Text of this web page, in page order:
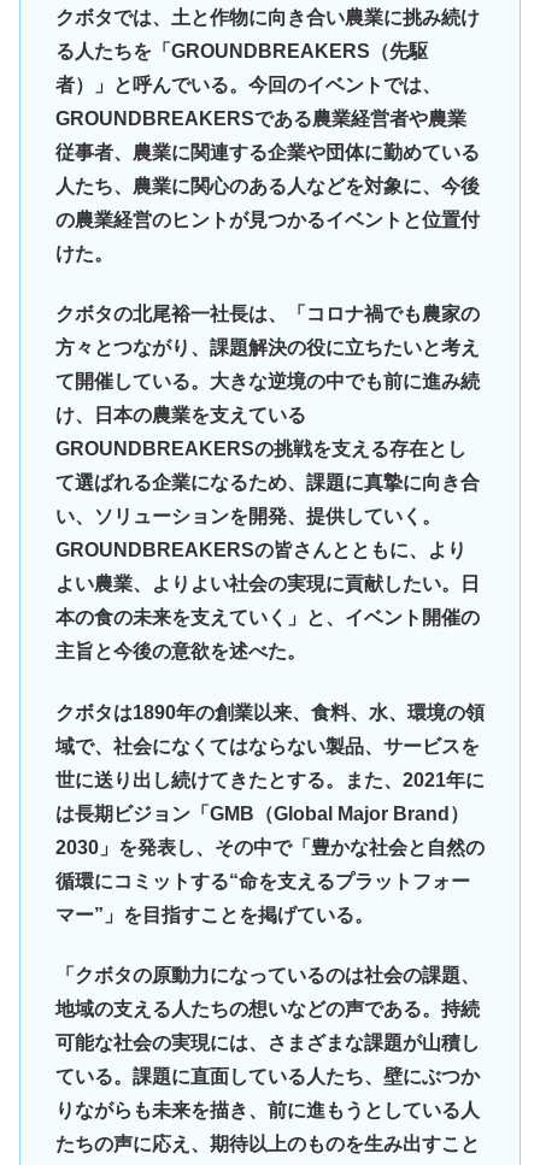
クボタでは、土と作物に向き合い農業に挑み続け
る人たちを「GROUNDBREAKERS（先駆
者）」と呼んでいる。今回のイベントでは、
GROUNDBREAKERSである農業経営者や農業
従事者、農業に関連する企業や団体に勤めている
人たち、農業に関心のある人などを対象に、今後
の農業経営のヒントが見つかるイベントと位置付
けた。
クボタの北尾裕一社長は、「コロナ禍でも農家の
方々とつながり、課題解決の役に立ちたいと考え
て開催している。大きな逆境の中でも前に進み続
け、日本の農業を支えている
GROUNDBREAKERSの挑戦を支える存在とし
て選ばれる企業になるため、課題に真摯に向き合
い、ソリューションを開発、提供していく。
GROUNDBREAKERSの皆さんとともに、より
よい農業、よりよい社会の実現に貢献したい。日
本の食の未来を支えていく」と、イベント開催の
主旨と今後の意欲を述べた。
クボタは1890年の創業以来、食料、水、環境の領
域で、社会になくてはならない製品、サービスを
世に送り出し続けてきたとする。また、2021年に
は長期ビジョン「GMB（Global Major Brand）
2030」を発表し、その中で「豊かな社会と自然の
循環にコミットする“命を支えるプラットフォー
マー”」を目指すことを掲げている。
「クボタの原動力になっているのは社会の課題、
地域の支える人たちの想いなどの声である。持続
可能な社会の実現には、さまざまな課題が山積し
ている。課題に直面している人たち、壁にぶつか
りながらも未来を描き、前に進もうとしている人
たちの声に応え、期待以上のものを生み出すこと